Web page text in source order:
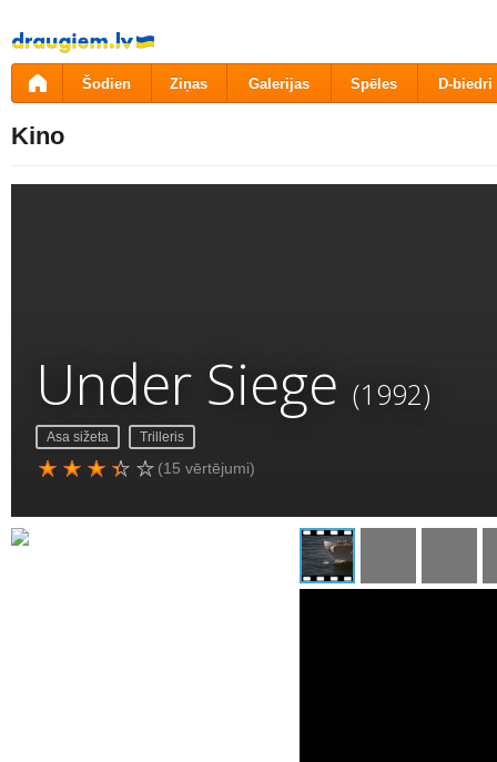
Pāriet
uz
saturu
Šodien Ziņas Galerijas Spēles D-biedri
Kino
Under Siege (1992)
Asa sižeta Trilleris
(15 vērtējumi)